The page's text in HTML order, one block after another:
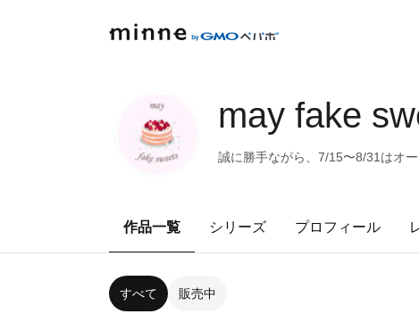
may fake
誠に勝手ながら、7/15〜8/31はオ
作品一覧 シリーズ プロフィール
すべて 販売中